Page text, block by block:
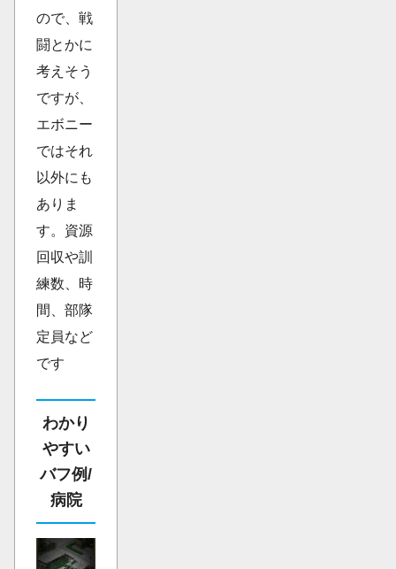
ので、戦
闘とかに
考えそう
ですが、
エボニー
ではそれ
以外にも
ありま
す。資源
回収や訓
練数、時
間、部隊
定員など
です
わかり
やすい
バフ例/
病院